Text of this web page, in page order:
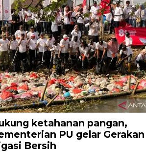
ketahanan pangan,
PU gelar Gerakan
Bersih